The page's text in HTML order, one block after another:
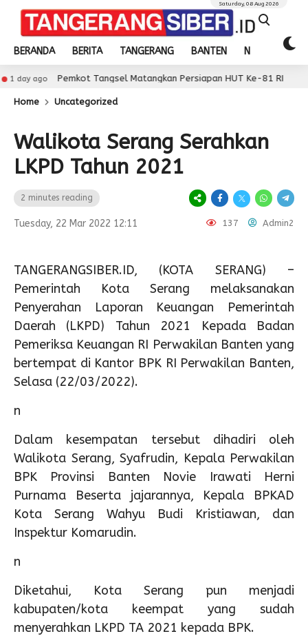
BERANDA BERITA TANGERANG BANTEN NASIONAL
Saturday, 08 Aug 2026
Pemkot Tangsel Matangkan Persiapan HUT Ke-81 RI 1 day
Home Uncategorized
Walikota Serang Serahkan
LKPD Tahun 2021
2 minutes reading
Tuesday, 22 Mar 2022 12:11 137 Admin2
TANGERANGSIBER.ID, (KOTA SERANG) –
Pemerintah Kota Serang melaksanakan
Penyerahan Laporan Keuangan Pemerintah
Daerah (LKPD) Tahun 2021 Kepada Badan
Pemeriksa Keuangan RI Perwakilan Banten yang
bertempat di Kantor BPK RI Perwakilan Banten,
Selasa (22/03/2022).
n
Dalam kesempatan tersebut dihadiri oleh
Walikota Serang, Syafrudin, Kepala Perwakilan
BPK Provinsi Banten Novie Irawati Herni
Purnama Beserta jajarannya, Kepala BPKAD
Kota Serang Wahyu Budi Kristiawan, dan
Inspektur Komarudin.
n
Diketahui, Kota Serang pun menjadi
kabupaten/kota keempat yang sudah
menyerahkan LKPD TA 2021 kepada BPK.